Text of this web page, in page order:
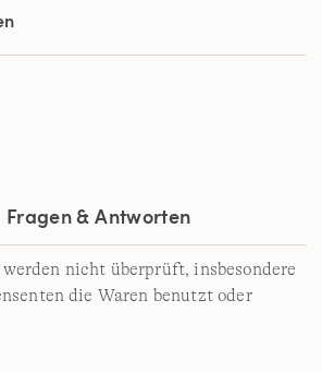
Fragen & Antworten
nicht überprüft, insbesondere
die Waren benutzt oder